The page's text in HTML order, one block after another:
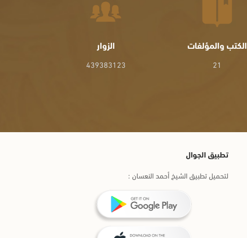
الكتب والمؤلفات
21
الزوار
439383123
تطبيق الجوال
لتحميل تطبيق الشيخ أحمد النعسان :